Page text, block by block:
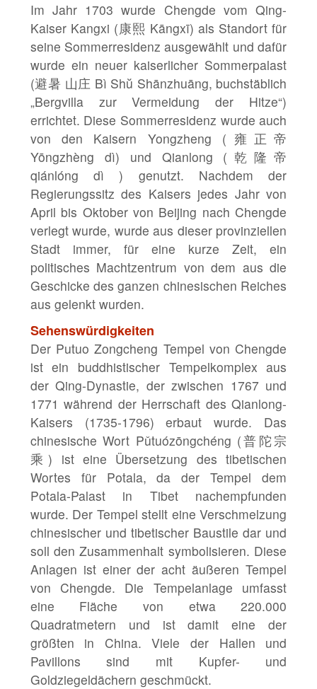
Im Jahr 1703 wurde Chengde vom Qing-
Kaiser Kangxi (康熙 Kāngxī) als Standort für
seine Sommerresidenz ausgewählt und dafür
wurde ein neuer kaiserlicher Sommerpalast
(避暑 山庄 Bì Shŭ Shānzhuāng, buchstäblich
„Bergvilla zur Vermeidung der Hitze“)
errichtet. Diese Sommerresidenz wurde auch
von den Kaisern Yongzheng (雍正帝
Yōngzhèng dì) und Qianlong (乾隆帝
qiánlóng dì ) genutzt. Nachdem der
Regierungssitz des Kaisers jedes Jahr von
April bis Oktober von Beijing nach Chengde
verlegt wurde, wurde aus dieser provinziellen
Stadt immer, für eine kurze Zeit, ein
politisches Machtzentrum von dem aus die
Geschicke des ganzen chinesischen Reiches
aus gelenkt wurden.
Sehenswürdigkeiten
Der Putuo Zongcheng Tempel von Chengde
ist ein buddhistischer Tempelkomplex aus
der Qing-Dynastie, der zwischen 1767 und
1771 während der Herrschaft des Qianlong-
Kaisers (1735-1796) erbaut wurde. Das
chinesische Wort Pǔtuózōngchéng (普陀宗
乘) ist eine Übersetzung des tibetischen
Wortes für Potala, da der Tempel dem
Potala-Palast in Tibet nachempfunden
wurde. Der Tempel stellt eine Verschmelzung
chinesischer und tibetischer Baustile dar und
soll den Zusammenhalt symbolisieren. Diese
Anlagen ist einer der acht äußeren Tempel
von Chengde. Die Tempelanlage umfasst
eine Fläche von etwa 220.000
Quadratmetern und ist damit eine der
größten in China. Viele der Hallen und
Pavillons sind mit Kupfer- und
Goldziegeldächern geschmückt.